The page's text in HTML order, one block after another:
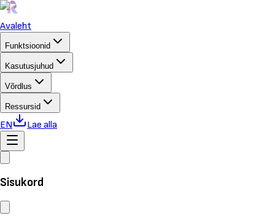
Avaleht
Funktsioonid
Kasutusjuhud
Võrdlus
Ressursid
EN Lae alla
Sisukord